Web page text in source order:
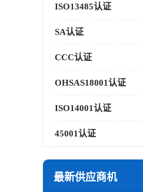
ISO13485认证
SA认证
CCC认证
OHSAS18001认证
ISO14001认证
45001认证
最新供应商机